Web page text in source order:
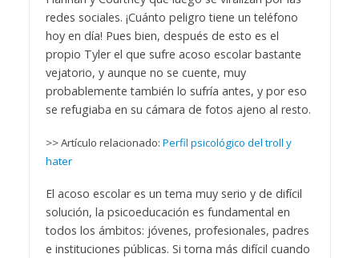
redes sociales. ¡Cuánto peligro tiene un teléfono
hoy en día! Pues bien, después de esto es el
propio Tyler el que sufre acoso escolar bastante
vejatorio, y aunque no se cuente, muy
probablemente también lo sufría antes, y por eso
se refugiaba en su cámara de fotos ajeno al resto.
>> Artículo relacionado: Perfil psicológico del troll y
hater
El acoso escolar es un tema muy serio y de difícil
solución, la psicoeducación es fundamental en
todos los ámbitos: jóvenes, profesionales, padres
e instituciones públicas. Si torna más difícil cuando